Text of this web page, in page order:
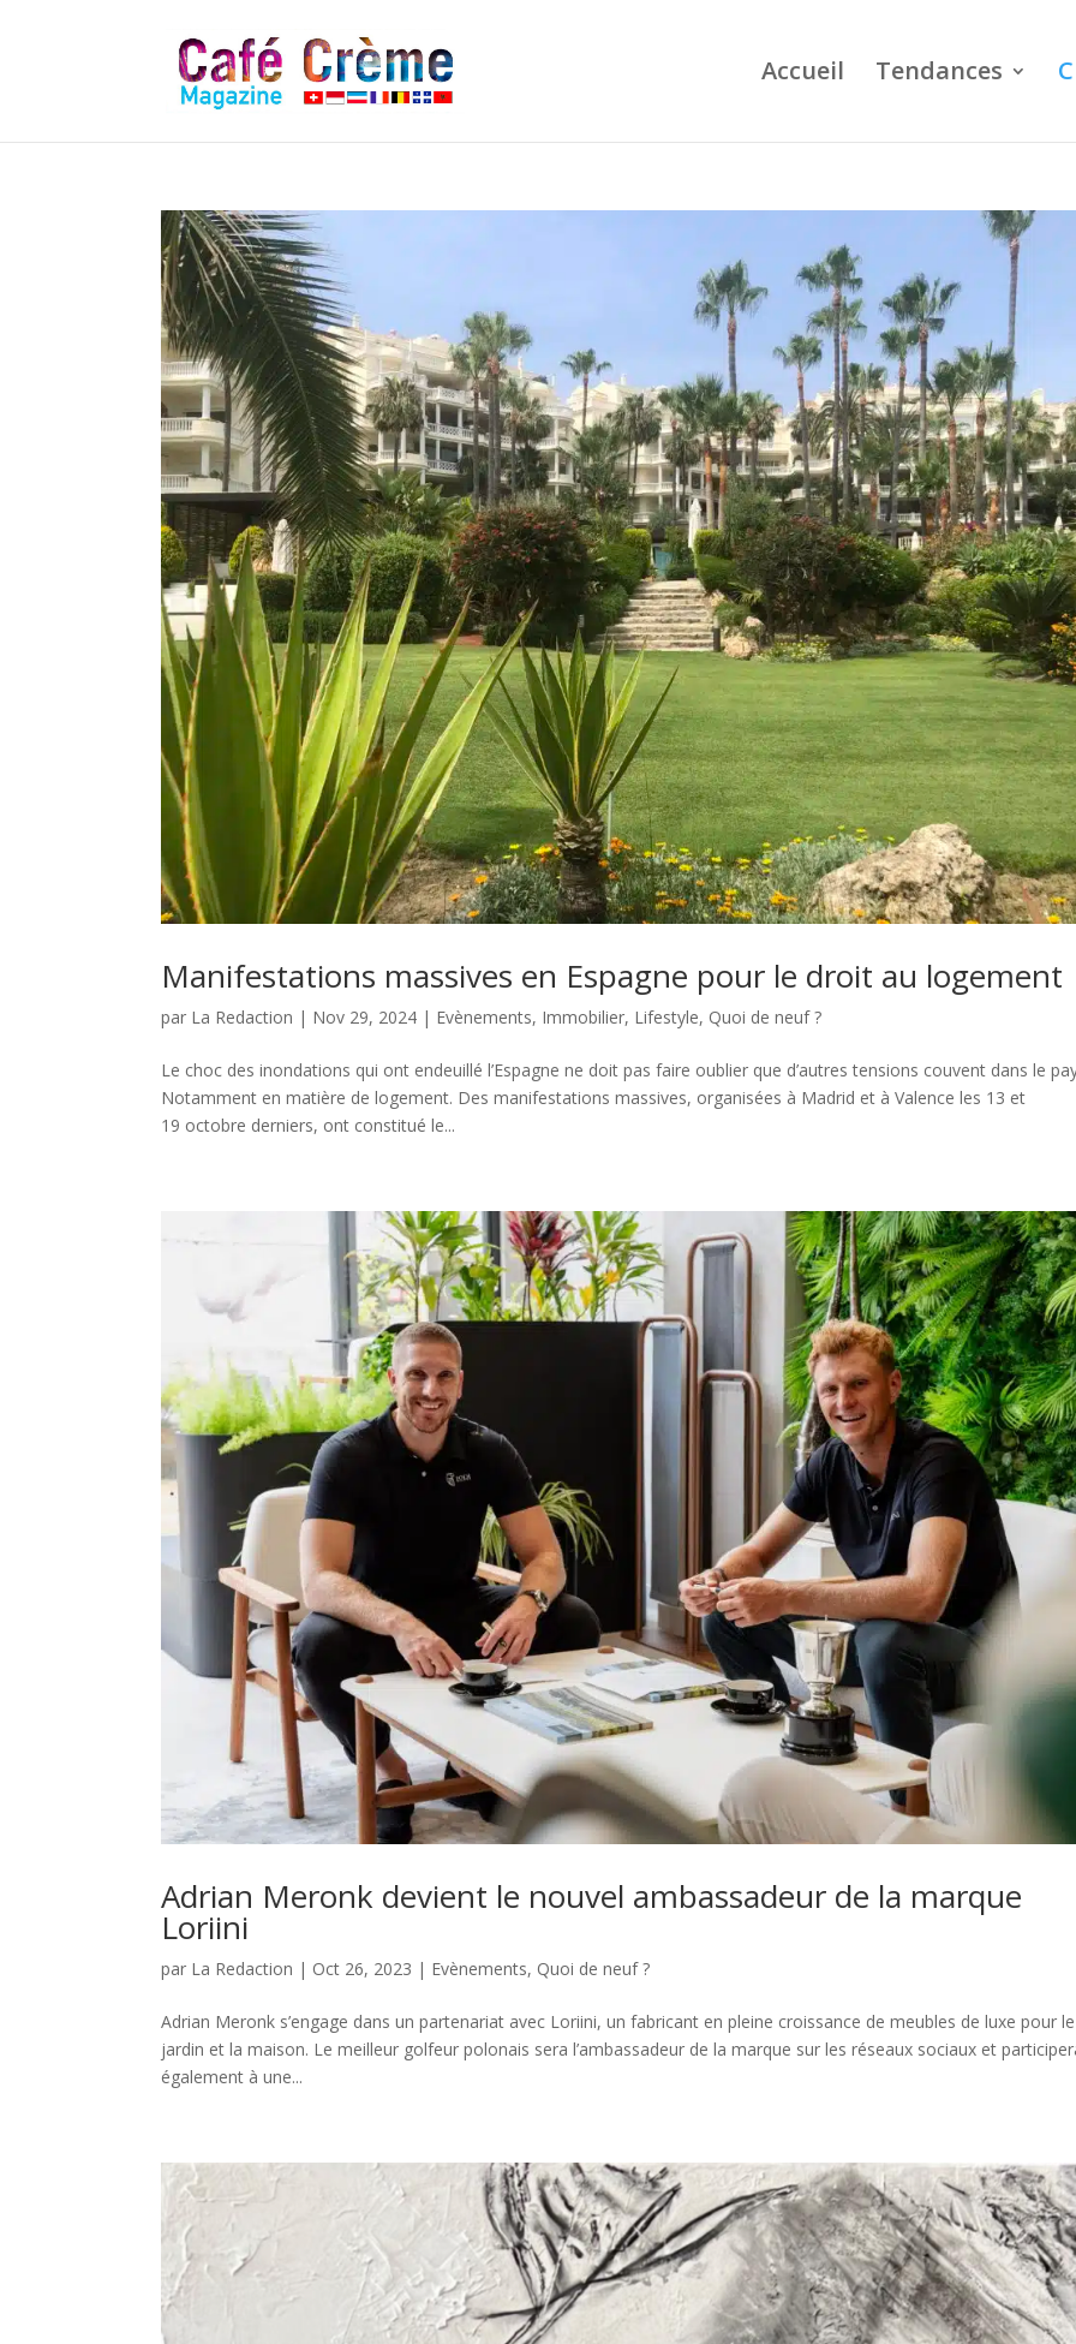
Accueil Tendances
Manifestations massives en Espagne pour le droit au logement
par La Redaction | Nov 29, 2024 | Evènements, Immobilier, Lifestyle, Quoi de neuf ?
Le choc des inondations qui ont endeuillé l’Espagne ne doit pas faire oublier que d’autres tensions couvent dans le
Notamment en matière de logement. Des manifestations massives, organisées à Madrid et à Valence les 13 et
19 octobre derniers, ont constitué le...
Adrian Meronk devient le nouvel ambassadeur de la marque
Loriini
par La Redaction | Oct 26, 2023 | Evènements, Quoi de neuf ?
Adrian Meronk s’engage dans un partenariat avec Loriini, un fabricant en pleine croissance de meubles de luxe pour le
jardin et la maison. Le meilleur golfeur polonais sera l’ambassadeur de la marque sur les réseaux sociaux et
également à une...